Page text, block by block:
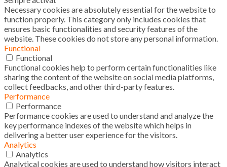
Necessary cookies are absolutely essential for the website to
function properly. This category only includes cookies that
ensures basic functionalities and security features of the
website. These cookies do not store any personal information.
Functional
Functional
Functional cookies help to perform certain functionalities like
sharing the content of the website on social media platforms,
collect feedbacks, and other third-party features.
Performance
Performance
Performance cookies are used to understand and analyze the
key performance indexes of the website which helps in
delivering a better user experience for the visitors.
Analytics
Analytics
Analytical cookies are used to understand how visitors interact